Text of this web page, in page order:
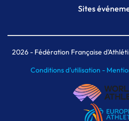
Plateforme
Sites
Meeting de
MAIF Ekiden
2026- Fédération Française
Conditions d'utilisation -